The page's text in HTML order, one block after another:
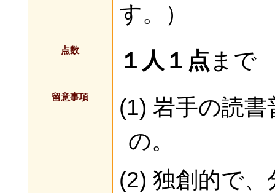
す。）
点数 １人１点 まで
留意事項
(1) 岩手の読
の。
(2) 独創的で